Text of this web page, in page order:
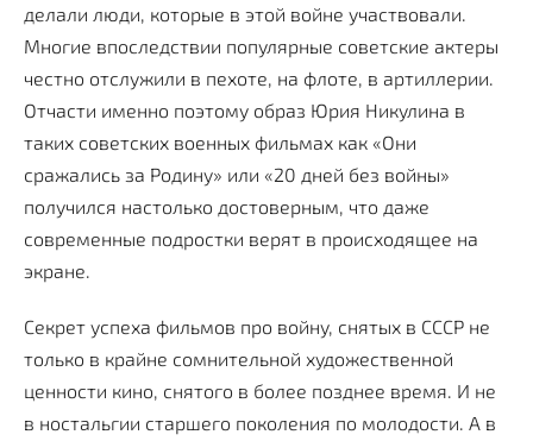
делали люди, которые в этой войне участвовали.
Многие впоследствии популярные советские актеры
честно отслужили в пехоте, на флоте, в артиллерии.
Отчасти именно поэтому образ Юрия Никулина в
таких советских военных фильмах как «Они
сражались за Родину» или «20 дней без войны»
получился настолько достоверным, что даже
современные подростки верят в происходящее на
экране.
Секрет успеха фильмов про войну, снятых в СССР не
только в крайне сомнительной художественной
ценности кино, снятого в более позднее время. И не
в ностальгии старшего поколения по молодости. А в